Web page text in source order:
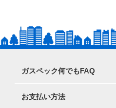
ガスペック何でもFAQ
お支払い方法